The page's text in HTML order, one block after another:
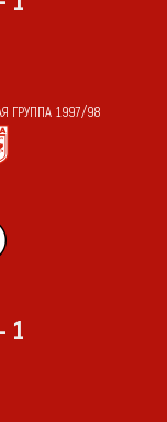
ГРУППА 1997/98
1